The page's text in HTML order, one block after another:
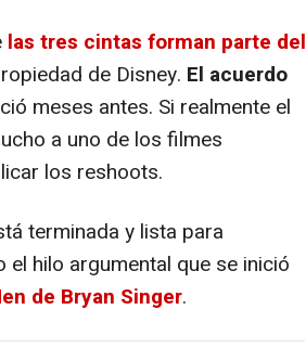
las tres cintas forman parte del
de Disney. El acuerdo
meses antes. Si realmente el
a uno de los filmes
los reshoots.
terminada y lista para
el hilo argumental que se inició
de Bryan Singer.